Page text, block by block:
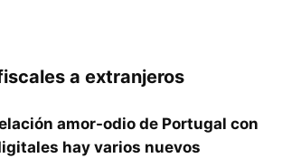
a extranjeros
amor-odio de Portugal con
hay varios nuevos